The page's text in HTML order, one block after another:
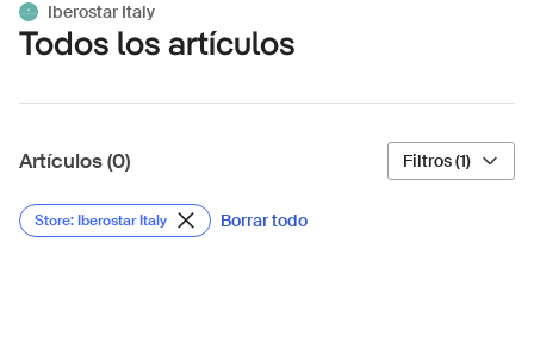
Iberostar Italy
Todos los artículos
Artículos (0) Filtros (1)
Store: Iberostar Italy Borrar todo